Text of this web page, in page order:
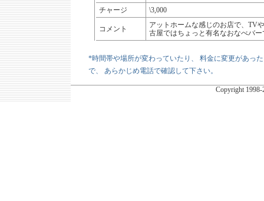
チャージ
\3,000
コメント
アットホームな感じのお店で、TV
古屋ではちょっと有名なおなべバー
*時間帯や場所が変わっていたり、 料金に変更があっ
で、 あらかじめ電話で確認して下さい。
Copyright